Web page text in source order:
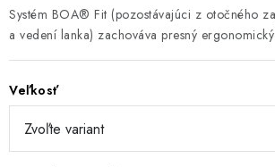
Systém BOA® Fit (pozostávajúci z otočného
a vedení lanka) zachováva presný
Veľkosť